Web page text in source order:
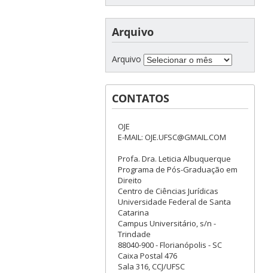
Arquivo
Arquivo
CONTATOS
OJE
E-MAIL: OJE.UFSC@GMAIL.COM
Profa. Dra. Leticia Albuquerque
Programa de Pós-Graduação em
Direito
Centro de Ciências Jurídicas
Universidade Federal de Santa
Catarina
Campus Universitário, s/n -
Trindade
88040-900 - Florianópolis - SC
Caixa Postal 476
Sala 316, CCJ/UFSC